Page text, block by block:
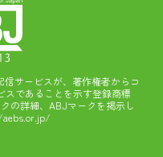
サービスが、著作権者からコ
スであることを示す登録商標
の詳細、ABJマークを掲示し